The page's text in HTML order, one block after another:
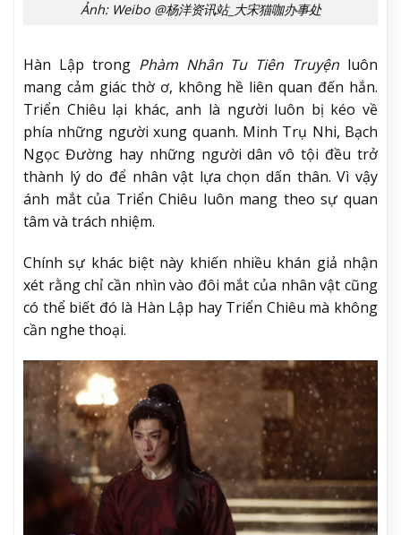
Ảnh: Weibo @杨洋资讯站_大宋猫咖办事处
Hàn Lập trong Phàm Nhân Tu Tiên Truyện luôn
mang cảm giác thờ ơ, không hề liên quan đến hắn.
Triển Chiêu lại khác, anh là người luôn bị kéo về
phía những người xung quanh. Minh Trụ Nhi, Bạch
Ngọc Đường hay những người dân vô tội đều trở
thành lý do để nhân vật lựa chọn dấn thân. Vì vậy
ánh mắt của Triển Chiêu luôn mang theo sự quan
tâm và trách nhiệm.
Chính sự khác biệt này khiến nhiều khán giả nhận
xét rằng chỉ cần nhìn vào đôi mắt của nhân vật cũng
có thể biết đó là Hàn Lập hay Triển Chiêu mà không
cần nghe thoại.